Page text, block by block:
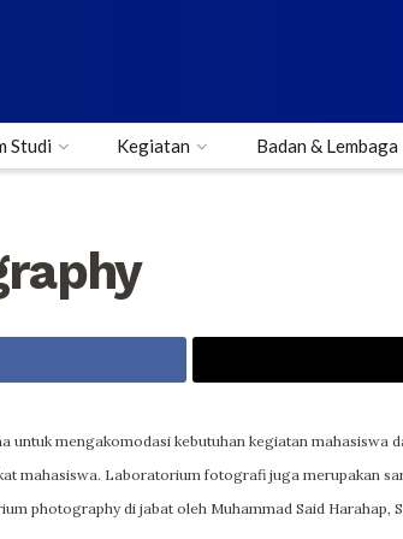
Studi Kegiatan Badan & Lembaga
untuk mengakomodasi kebutuhan kegiatan
mahasiswa. Laboratorium fotografi juga merupakan
photography di jabat oleh Muhammad Said Harahap,